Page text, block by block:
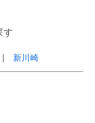
す
新川崎